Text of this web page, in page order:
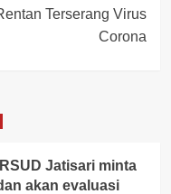
Terserang Virus
Corona
Jatisari minta
akan evaluasi